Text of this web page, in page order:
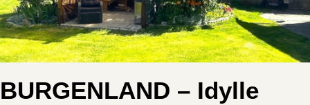
BURGENLAND – Idylle